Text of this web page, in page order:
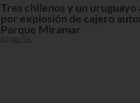
Tres chilenos y un uruguayo
por explosión de cajero
Parque Miramar
07/08/26